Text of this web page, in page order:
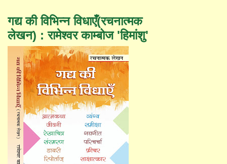
गद्य की विभिन्न विधाएँ(रचनात्मक
लेखन) : रामेश्वर काम्बोज 'हिमांशु'